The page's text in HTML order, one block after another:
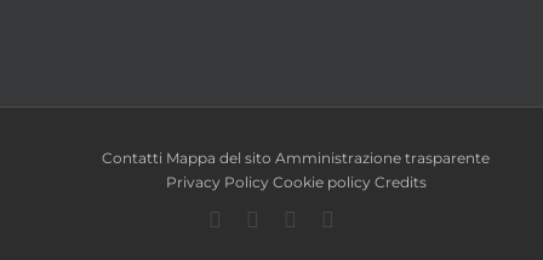
Contatti Mappa del sito Amministrazione trasparente
Privacy Policy Cookie policy Credits
Facebook
TwitterYouTube